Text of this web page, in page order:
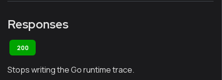
Responses
200
Stops writing the Go runtime trace.